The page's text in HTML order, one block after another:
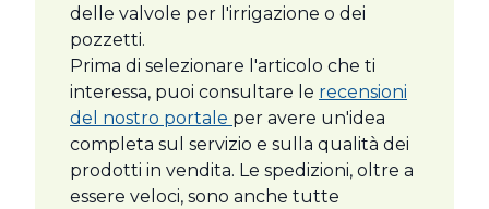
delle valvole per l'irrigazione o dei
pozzetti.
Prima di selezionare l'articolo che ti
interessa, puoi consultare le recensioni
del nostro portale per avere un'idea
completa sul servizio e sulla qualità dei
prodotti in vendita. Le spedizioni, oltre a
essere veloci, sono anche tutte